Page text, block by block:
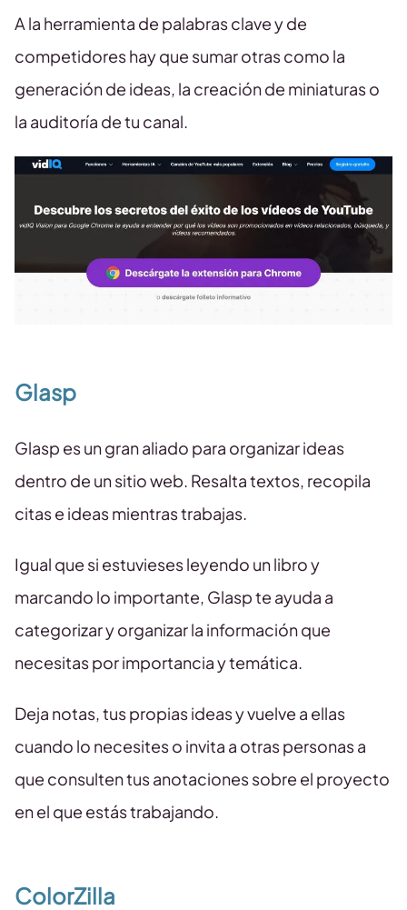
A la herramienta de palabras clave y de
competidores hay que sumar otras como la
generación de ideas, la creación de miniaturas o
la auditoría de tu canal.
Glasp
Glasp es un gran aliado para organizar ideas
dentro de un sitio web. Resalta textos, recopila
citas e ideas mientras trabajas.
Igual que si estuvieses leyendo un libro y
marcando lo importante, Glasp te ayuda a
categorizar y organizar la información que
necesitas por importancia y temática.
Deja notas, tus propias ideas y vuelve a ellas
cuando lo necesites o invita a otras personas a
que consulten tus anotaciones sobre el proyecto
en el que estás trabajando.
ColorZilla